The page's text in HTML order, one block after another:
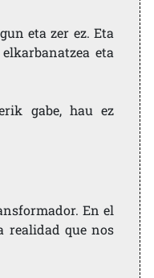
eta zer ez. Eta
eta
gabe, hau ez
En el
realidad que nos